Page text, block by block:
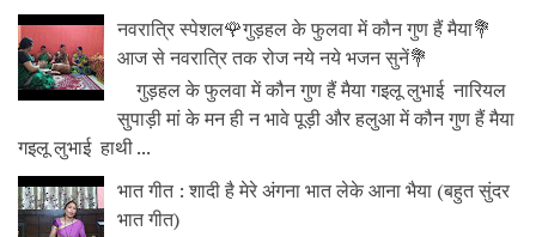
नवरात्रि स्पेशल🌹गुड़हल के फुलवा में कौन गुण हैं मैया💐
आज से नवरात्रि तक रोज नये नये भजन सुनें💐
गुड़हल के फुलवा में कौन गुण हैं मैया गइलू लुभाई नारियल
सुपाड़ी मां के मन ही न भावे पूड़ी और हलुआ में कौन गुण हैं मैया
गइलू लुभाई हाथी ...
भात गीत : शादी है मेरे अंगना भात लेके आना भैया (बहुत सुंदर
भात गीत)